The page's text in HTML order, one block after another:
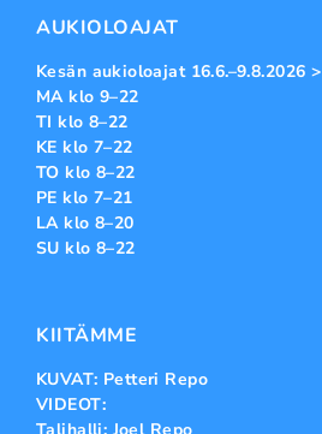
AUKIOLOAJAT
Kesän aukioloajat 16.6.–9.8.2026 >
MA klo 9–22
TI klo 8–22
KE klo 7–22
TO klo 8–22
PE klo 7–21
LA klo 8–20
SU klo 8–22
KIITÄMME
KUVAT: Petteri Repo
VIDEOT: